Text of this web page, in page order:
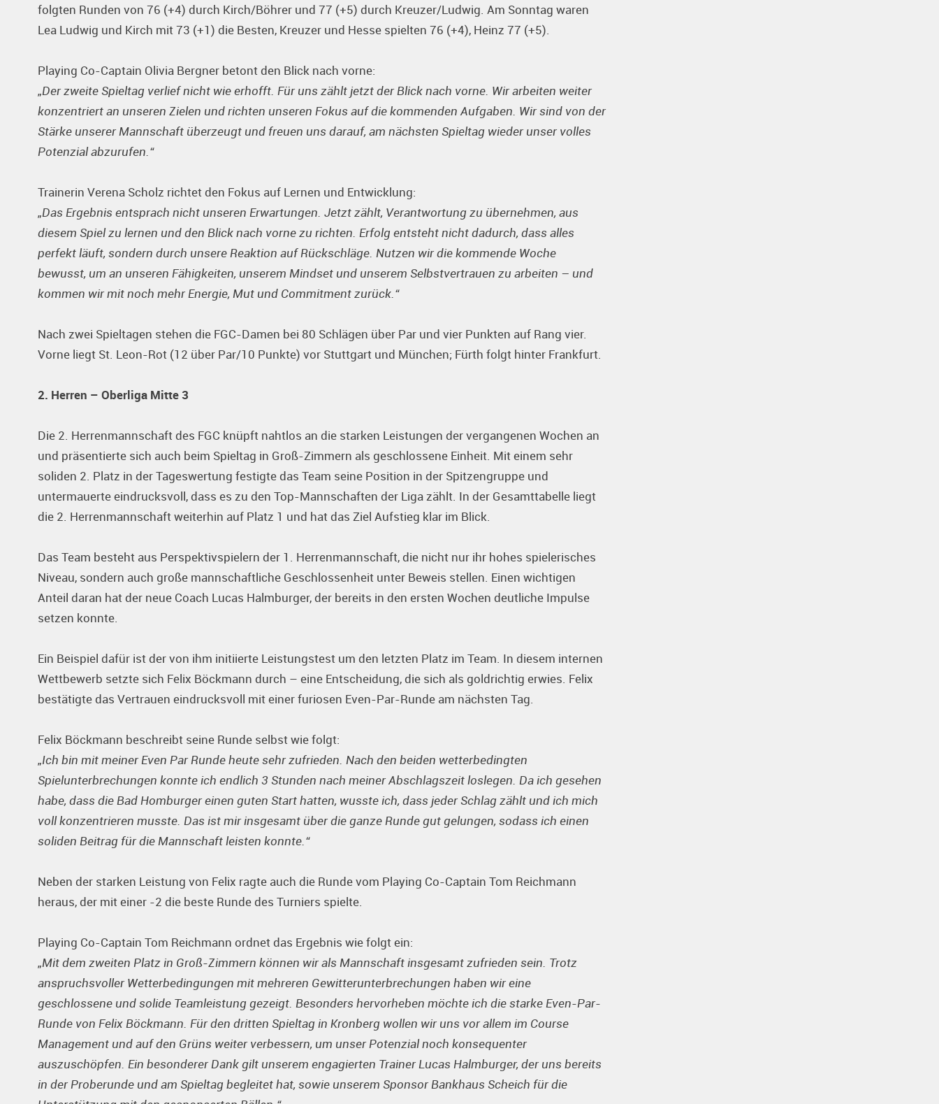
folgten Runden von 76 (+4) durch Kirch/Böhrer und 77 (+5) durch Kreuzer/Ludwig. Am Sonntag waren
Lea Ludwig und Kirch mit 73 (+1) die Besten, Kreuzer und Hesse spielten 76 (+4), Heinz 77 (+5).
Playing Co-Captain Olivia Bergner betont den Blick nach vorne:
„Der zweite Spieltag verlief nicht wie erhofft. Für uns zählt jetzt der Blick nach vorne. Wir arbeiten weiter
konzentriert an unseren Zielen und richten unseren Fokus auf die kommenden Aufgaben. Wir sind von der
Stärke unserer Mannschaft überzeugt und freuen uns darauf, am nächsten Spieltag wieder unser volles
Potenzial abzurufen.“
Trainerin Verena Scholz richtet den Fokus auf Lernen und Entwicklung:
„Das Ergebnis entsprach nicht unseren Erwartungen. Jetzt zählt, Verantwortung zu übernehmen, aus
diesem Spiel zu lernen und den Blick nach vorne zu richten. Erfolg entsteht nicht dadurch, dass alles
perfekt läuft, sondern durch unsere Reaktion auf Rückschläge. Nutzen wir die kommende Woche
bewusst, um an unseren Fähigkeiten, unserem Mindset und unserem Selbstvertrauen zu arbeiten – und
kommen wir mit noch mehr Energie, Mut und Commitment zurück.“
Nach zwei Spieltagen stehen die FGC-Damen bei 80 Schlägen über Par und vier Punkten auf Rang vier.
Vorne liegt St. Leon-Rot (12 über Par/10 Punkte) vor Stuttgart und München; Fürth folgt hinter Frankfurt.
2. Herren – Oberliga Mitte 3
Die 2. Herrenmannschaft des FGC knüpft nahtlos an die starken Leistungen der vergangenen Wochen an
und präsentierte sich auch beim Spieltag in Groß-Zimmern als geschlossene Einheit. Mit einem sehr
soliden 2. Platz in der Tageswertung festigte das Team seine Position in der Spitzengruppe und
untermauerte eindrucksvoll, dass es zu den Top-Mannschaften der Liga zählt. In der Gesamttabelle liegt
die 2. Herrenmannschaft weiterhin auf Platz 1 und hat das Ziel Aufstieg klar im Blick.
Das Team besteht aus Perspektivspielern der 1. Herrenmannschaft, die nicht nur ihr hohes spielerisches
Niveau, sondern auch große mannschaftliche Geschlossenheit unter Beweis stellen. Einen wichtigen
Anteil daran hat der neue Coach Lucas Halmburger, der bereits in den ersten Wochen deutliche Impulse
setzen konnte.
Ein Beispiel dafür ist der von ihm initiierte Leistungstest um den letzten Platz im Team. In diesem internen
Wettbewerb setzte sich Felix Böckmann durch – eine Entscheidung, die sich als goldrichtig erwies. Felix
bestätigte das Vertrauen eindrucksvoll mit einer furiosen Even-Par-Runde am nächsten Tag.
Felix Böckmann beschreibt seine Runde selbst wie folgt:
„Ich bin mit meiner Even Par Runde heute sehr zufrieden. Nach den beiden wetterbedingten
Spielunterbrechungen konnte ich endlich 3 Stunden nach meiner Abschlagszeit loslegen. Da ich gesehen
habe, dass die Bad Homburger einen guten Start hatten, wusste ich, dass jeder Schlag zählt und ich mich
voll konzentrieren musste. Das ist mir insgesamt über die ganze Runde gut gelungen, sodass ich einen
soliden Beitrag für die Mannschaft leisten konnte.“
Neben der starken Leistung von Felix ragte auch die Runde vom Playing Co-Captain Tom Reichmann
heraus, der mit einer -2 die beste Runde des Turniers spielte.
Playing Co-Captain Tom Reichmann ordnet das Ergebnis wie folgt ein:
„Mit dem zweiten Platz in Groß-Zimmern können wir als Mannschaft insgesamt zufrieden sein. Trotz
anspruchsvoller Wetterbedingungen mit mehreren Gewitterunterbrechungen haben wir eine
geschlossene und solide Teamleistung gezeigt. Besonders hervorheben möchte ich die starke Even-Par-
Runde von Felix Böckmann. Für den dritten Spieltag in Kronberg wollen wir uns vor allem im Course
Management und auf den Grüns weiter verbessern, um unser Potenzial noch konsequenter
auszuschöpfen. Ein besonderer Dank gilt unserem engagierten Trainer Lucas Halmburger, der uns bereits
in der Proberunde und am Spieltag begleitet hat, sowie unserem Sponsor Bankhaus Scheich für die